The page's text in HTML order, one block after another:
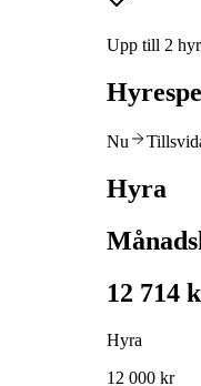
Upp till 2
Nu
Hyra
12 714
Hyra
12 000 kr